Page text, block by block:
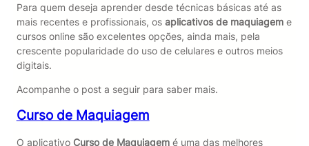
Para quem deseja aprender desde técnicas básicas até as
mais recentes e profissionais, os aplicativos de maquiageme
cursos online são excelentes opções, ainda mais, pela
crescente popularidade do uso de celulares e outros meios
digitais.
Acompanhe o post a seguir para saber mais.
Curso de Maquiagem
O aplicativo Curso de Maquiagemé uma das melhores